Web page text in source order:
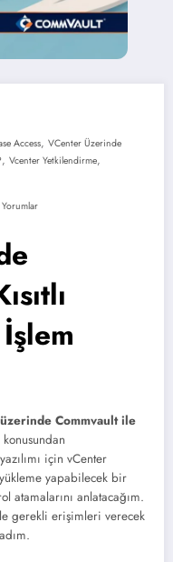
Access, VCenter Üzerinde
, Vcenter Yetkilendirme,
Commvault ile
konusundan
için vCenter
yapabilecek bir
atamalarını anlatacağım.
gerekli erişimleri verecek